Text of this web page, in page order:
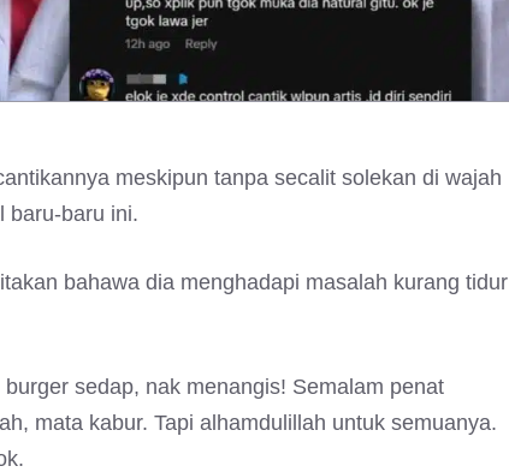
meskipun tanpa secalit solekan di wajah
baru-baru ini.
bahawa dia menghadapi masalah kurang tidur
sedap, nak menangis! Semalam penat
mata kabur. Tapi alhamdulillah untuk semuanya.